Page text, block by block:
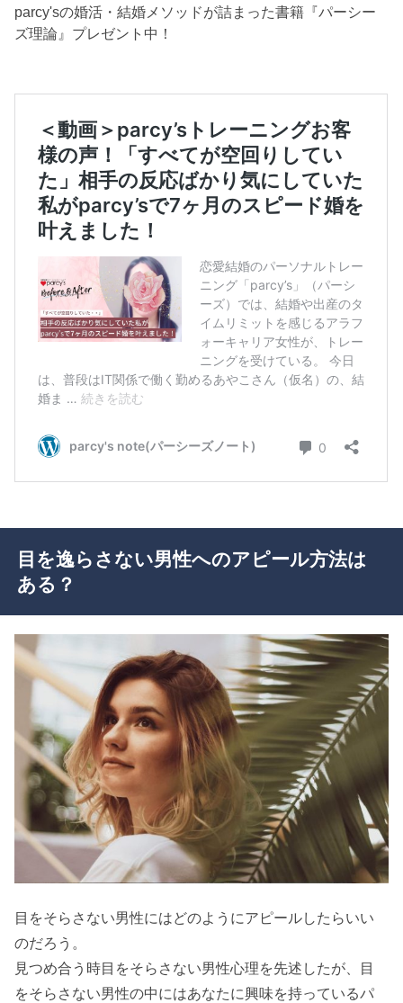
parcy'sの婚活・結婚メソッドが詰まった書籍『パーシー
ズ理論』プレゼント中！
目を逸らさない男性へのアピール方法は
ある？
目をそらさない男性にはどのようにアピールしたらいい
のだろう。
見つめ合う時目をそらさない男性心理を先述したが、目
をそらさない男性の中にはあなたに興味を持っているパ